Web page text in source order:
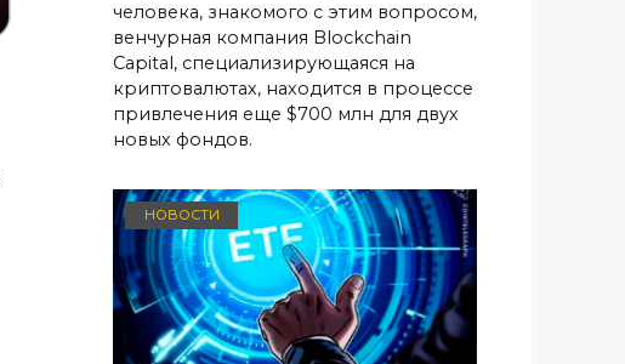
человека, знакомого с этим вопросом,
венчурная компания Blockchain
Capital, специализирующаяся на
криптовалютах, находится в процессе
привлечения еще $700 млн для двух
новых фондов.
НОВОСТИ